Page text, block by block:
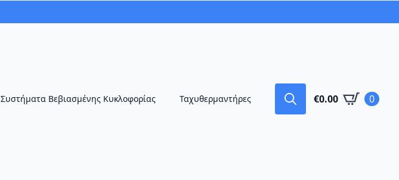
Συστήματα Βεβιασμένης Κυκλοφορίας Ταχυθερμαντήρες €0.00 0